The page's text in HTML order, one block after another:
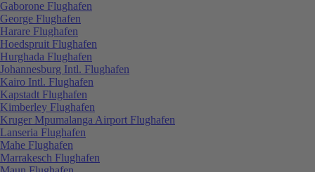
Gaborone Flughafen
George Flughafen
Harare Flughafen
Hoedspruit Flughafen
Hurghada Flughafen
Johannesburg Intl. Flughafen
Kairo Intl. Flughafen
Kapstadt Flughafen
Kimberley Flughafen
Kruger Mpumalanga Airport Flughafen
Lanseria Flughafen
Mahe Flughafen
Marrakesch Flughafen